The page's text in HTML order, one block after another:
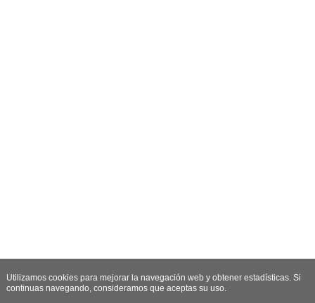
Utilizamos cookies para mejorar la navegación web y obtener estadísticas. Si
continuas navegando, consideramos que aceptas su uso.